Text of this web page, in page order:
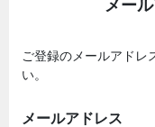
メー
ご登録のメールアドレ
い。
メールアドレス